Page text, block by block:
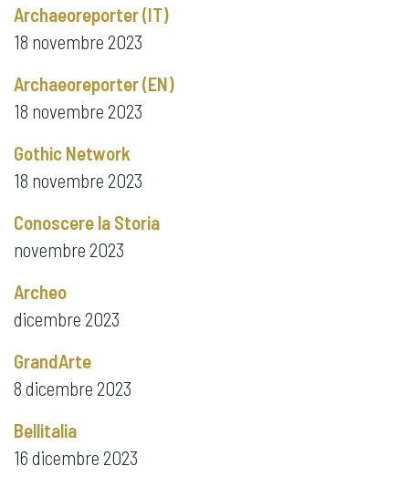
Archaeoreporter (IT)
18 novembre 2023
Archaeoreporter (EN)
18 novembre 2023
Gothic Network
18 novembre 2023
Conoscere la Storia
novembre 2023
Archeo
dicembre 2023
GrandArte
8 dicembre 2023
Bellitalia
16 dicembre 2023